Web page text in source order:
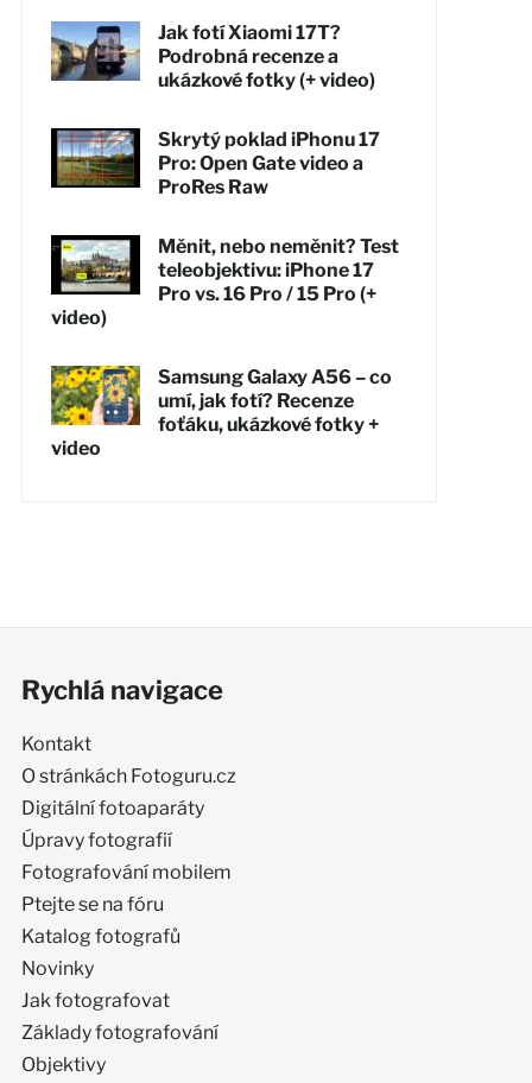
Jak fotí Xiaomi 17T?
Podrobná recenze a
ukázkové fotky (+ video)
Skrytý poklad iPhonu 17
Pro: Open Gate video a
ProRes Raw
Měnit, nebo neměnit? Test
teleobjektivu: iPhone 17
Pro vs. 16 Pro / 15 Pro (+
video)
Samsung Galaxy A56 – co
umí, jak fotí? Recenze
foťáku, ukázkové fotky +
video
Rychlá navigace
Kontakt
O stránkách Fotoguru.cz
Digitální fotoaparáty
Úpravy fotografií
Fotografování mobilem
Ptejte se na fóru
Katalog fotografů
Novinky
Jak fotografovat
Základy fotografování
Objektivy